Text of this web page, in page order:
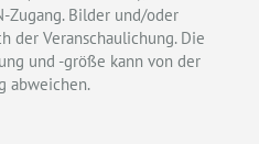
Zugang. Bilder und/oder
der Veranschaulichung. Die
und -größe kann von der
abweichen.